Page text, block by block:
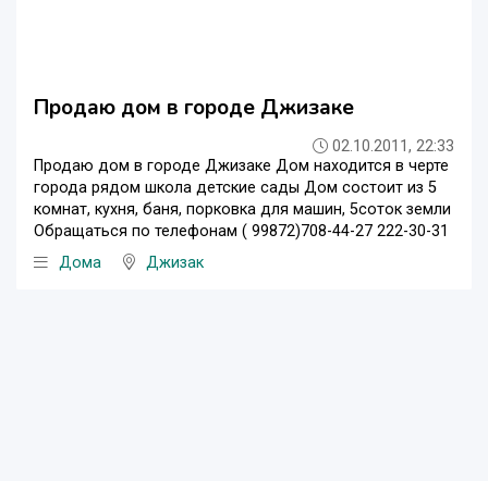
Продаю дом в городе Джизаке
02.10.2011, 22:33
Продаю дом в городе Джизаке Дом находится в черте
города рядом школа детские сады Дом состоит из 5
комнат, кухня, баня, порковка для машин, 5соток земли
Обращаться по телефонам ( 99872)708-44-27 222-30-31
Дома
Джизак